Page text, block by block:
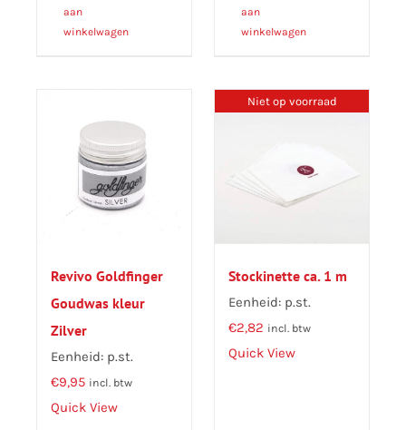
aan
winkelwagen
aan
winkelwagen
Revivo Goldfinger
Goudwas kleur
Zilver
Eenheid: p.st.
€9,95 incl. btw
Quick View
Niet op voorraad
Stockinette ca. 1 m
Eenheid: p.st.
€2,82 incl. btw
Quick View